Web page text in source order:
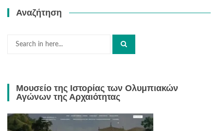
Αναζήτηση
Μουσείο της Ιστορίας των Ολυμπιακών
Αγώνων της Αρχαιότητας